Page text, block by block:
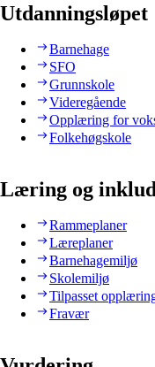
Utdanningsløpet
Barnehage
SFO
Grunnskole
Videregående
Opplæring for
Folkehøgskole
Læring og
Rammeplaner
Læreplaner
Barnehagemiljø
Skolemiljø
Tilpasset
Fravær